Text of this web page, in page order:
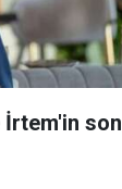
İrtem'in son